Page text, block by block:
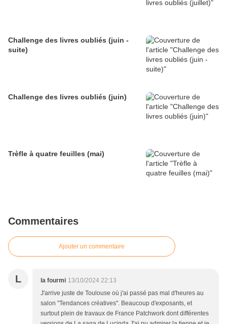
Challenge des livres oubliés (juin -
suite)
Challenge des livres oubliés (juin)
Trèfle à quatre feuilles (mai)
Commentaires
Ajouter un commentaire
L la fourmi 13/10/2024 22:13
J'arrive juste de Toulouse où j'ai passé pas mal d'heures au
salon "Tendances créatives". Beaucoup d'exposants, et
surtout plein de travaux de France Patchwork dont différentes